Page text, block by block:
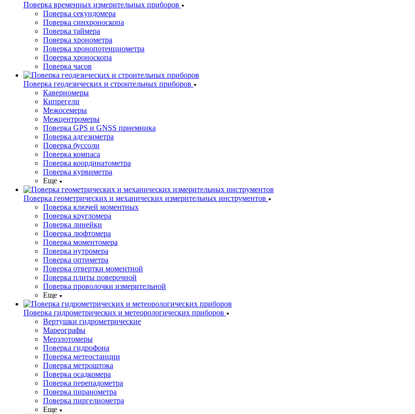
Поверка временных измерительных приборов
Поверка секундомера
Поверка синхроноскопа
Поверка таймера
Поверка хронометра
Поверка хронопотенциометра
Поверка хроноскопа
Поверка часов
Поверка геодезических и строительных приборов
Каверномеры
Кипрегели
Межосемеры
Межцентромеры
Поверка GPS и GNSS приемника
Поверка адгезиметра
Поверка буссоли
Поверка компаса
Поверка координатометра
Поверка курвиметра
Еще
Поверка геометрических и механических измерительных инструментов
Поверка ключей моментных
Поверка кругломера
Поверка линейки
Поверка люфтомера
Поверка моментомера
Поверка нутромера
Поверка оптиметра
Поверка отвертки моментной
Поверка плиты поверочной
Поверка проволочки измерительной
Еще
Поверка гидрометрических и метеорологических приборов
Вертушки гидрометрические
Мареографы
Мерзлотомеры
Поверка гидрофона
Поверка метеостанции
Поверка метроштока
Поверка осадкомера
Поверка перепадометра
Поверка пиранометра
Поверка пиргелиометра
Еще